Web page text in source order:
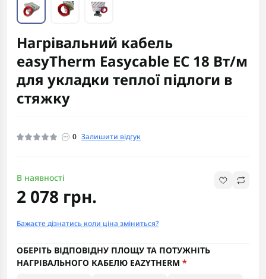
Нагрівальний кабель
easyTherm Easycable EC 18 Вт/м
для укладки теплої підлоги в
стяжку
0 Залишити відгук
В наявності
2 078 грн.
Бажаєте дізнатись коли ціна зміниться?
ОБЕРІТЬ ВІДПОВІДНУ ПЛОЩУ ТА ПОТУЖНІТЬ
НАГРІВАЛЬНОГО КАБЕЛЮ EAZYTHERM *